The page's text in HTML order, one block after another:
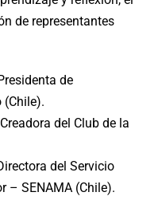
de representantes
de
(Chile).
del Club de la
del Servicio
– SENAMA (Chile).